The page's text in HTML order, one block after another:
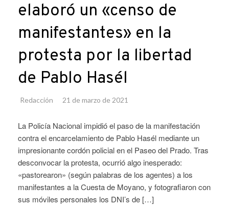
elaboró un «censo de
manifestantes» en la
protesta por la libertad
de Pablo Hasél
Redacción 21 de marzo de 2021
La Policía Nacional impidió el paso de la manifestación
contra el encarcelamiento de Pablo Hasél mediante un
impresionante cordón policial en el Paseo del Prado. Tras
desconvocar la protesta, ocurrió algo inesperado:
«pastorearon» (según palabras de los agentes) a los
manifestantes a la Cuesta de Moyano, y fotografiaron con
sus móviles personales los DNI’s de […]